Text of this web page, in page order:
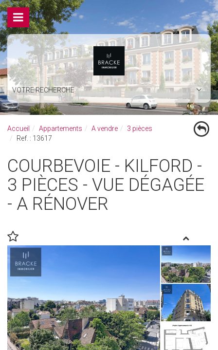
VOTRE RECHERCHE
Accueil Appartements A vendre
3 pièces
Ref. : 13617
COURBEVOIE - KILFORD -
3 PIÈCES - VUE DÉGAGÉE
- A RÉNOVER